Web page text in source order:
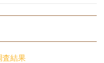
査結果